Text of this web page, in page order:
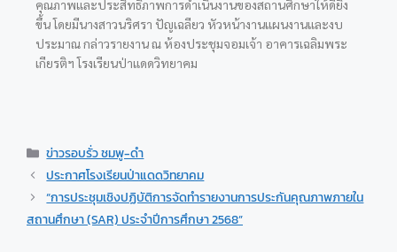
คุณภาพและประสิทธิภาพการดำเนินงานของสถานศึกษาให้ดียิ่ง
ขึ้น โดยมีนางสาวนริศรา ปัญเฉลียว หัวหน้างานแผนงานและงบ
ประมาณ กล่าวรายงาน ณ ห้องประชุมจอมเจ้า อาคารเฉลิมพระ
เกียรติฯ โรงเรียนป่าแดดวิทยาคม
ข่าวรอบรั่ว ชมพู-ดำ
ประกาศโรงเรียนป่าแดดวิทยาคม
“การประชุมเชิงปฏิบัติการจัดทำรายงานการประกันคุณภาพภายใน
สถานศึกษา (SAR) ประจำปีการศึกษา 2568”